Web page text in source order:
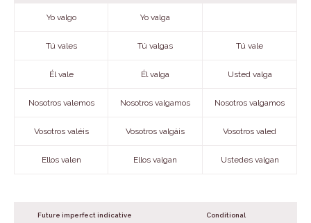
Yo valgo Yo valga
Tú vales Tú valgas Tú vale
Él vale Él valga Usted valga
Nosotros valemos Nosotros valgamos Nosotros valgamos
Vosotros valéis Vosotros valgáis Vosotros valed
Ellos valen Ellos valgan Ustedes valgan
Future imperfect indicative Conditional